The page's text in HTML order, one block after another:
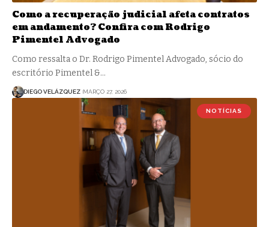
Como a recuperação judicial afeta contratos
em andamento? Confira com Rodrigo
Pimentel Advogado
Como ressalta o Dr. Rodrigo Pimentel Advogado, sócio do
escritório Pimentel &…
DIEGO VELÁZQUEZ MARÇO 27, 2026
NOTÍCIAS